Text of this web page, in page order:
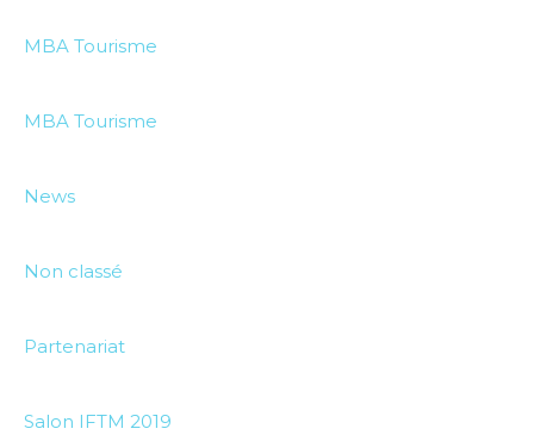
MBA Tourisme
MBA Tourisme
News
Non classé
Partenariat
Salon IFTM 2019